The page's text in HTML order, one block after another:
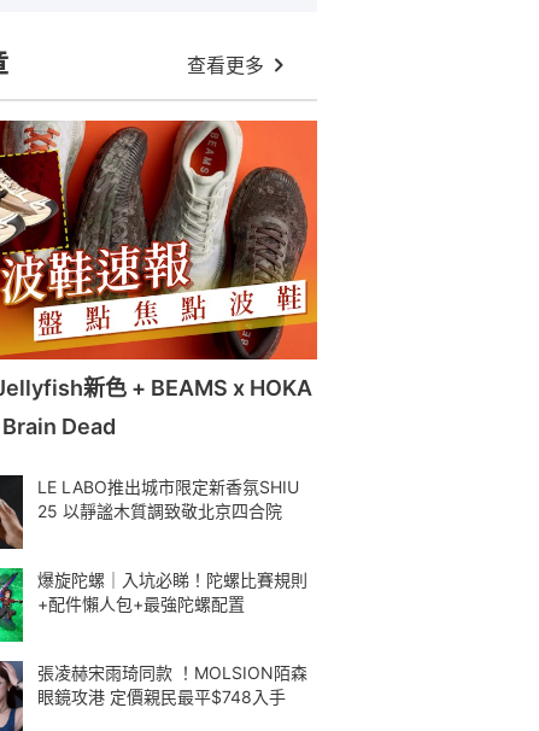
查看更多
新色 + BEAMS x HOKA
Dead
LE LABO推出城市限定新香氛SHIU
25 以靜謐木質調致敬北京四合院
爆旋陀螺｜入坑必睇！陀螺比賽規則
+配件懶人包+最強陀螺配置
張凌赫宋雨琦同款 ！MOLSION陌森
眼鏡攻港 定價親民最平$748入手